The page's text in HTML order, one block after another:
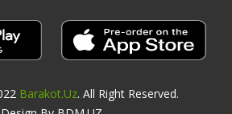
Barakot.uz. All Right Reserved.